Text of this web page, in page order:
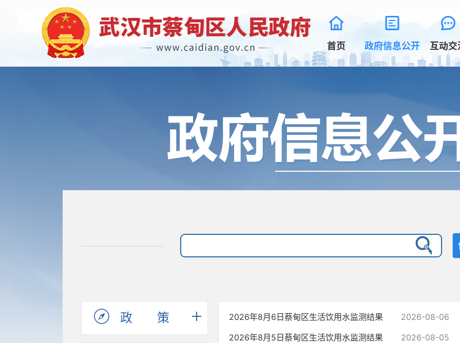
政策 2026年8月6日蔡甸区生活饮用水监测结果
2026-08-06
2026年8月5日蔡甸区生活饮用水监测结果
2026-08-05